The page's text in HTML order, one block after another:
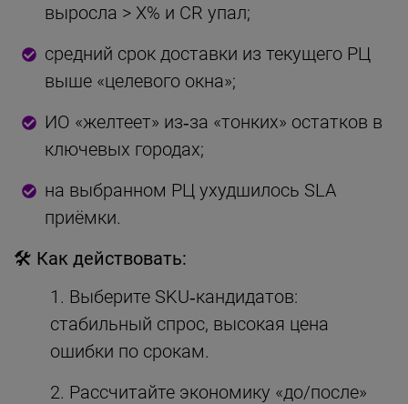
выросла > X% и CR упал;
средний срок доставки из текущего РЦ
выше «целевого окна»;
ИО «желтеет» из‑за «тонких» остатков в
ключевых городах;
на выбранном РЦ ухудшилось SLA
приёмки.
🛠 Как действовать:
Выберите SKU‑кандидатов:
стабильный спрос, высокая цена
ошибки по срокам.
Рассчитайте экономику «до/после»